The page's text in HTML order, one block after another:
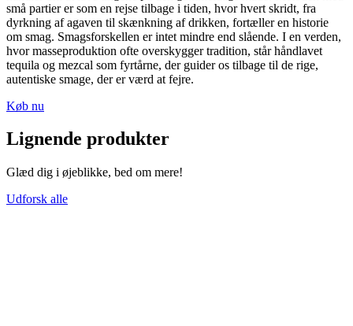
små partier er som en rejse tilbage i tiden, hvor hvert skridt, fra
dyrkning af agaven til skænkning af drikken, fortæller en historie
om smag. Smagsforskellen er intet mindre end slående. I en verden,
hvor masseproduktion ofte overskygger tradition, står håndlavet
tequila og mezcal som fyrtårne, der guider os tilbage til de rige,
autentiske smage, der er værd at fejre.
Køb nu
Lignende produkter
Glæd dig i øjeblikke, bed om mere!
Udforsk alle